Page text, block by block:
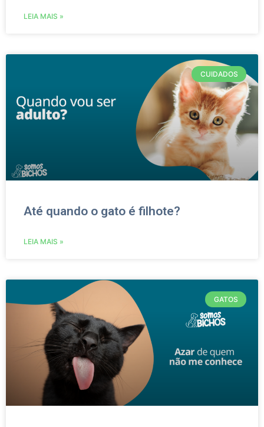
LEIA MAIS »
CUIDADOS
Até quando o gato é filhote?
LEIA MAIS »
GATOS